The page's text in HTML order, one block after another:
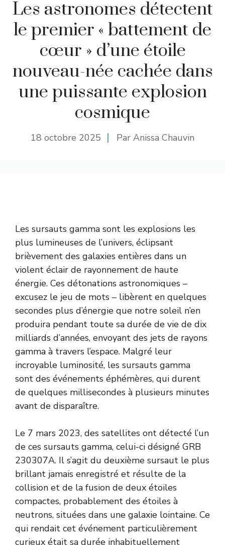
Les astronomes détectent
le premier « battement de
cœur » d’une étoile
nouveau-née cachée dans
une puissante explosion
cosmique
18 octobre 2025 Par Anissa Chauvin
Les sursauts gamma sont les explosions les
plus lumineuses de l’univers, éclipsant
brièvement des galaxies entières dans un
violent éclair de rayonnement de haute
énergie. Ces détonations astronomiques –
excusez le jeu de mots – libèrent en quelques
secondes plus d’énergie que notre soleil n’en
produira pendant toute sa durée de vie de dix
milliards d’années, envoyant des jets de rayons
gamma à travers l’espace. Malgré leur
incroyable luminosité, les sursauts gamma
sont des événements éphémères, qui durent
de quelques millisecondes à plusieurs minutes
avant de disparaître.
Le 7 mars 2023, des satellites ont détecté l’un
de ces sursauts gamma, celui-ci désigné GRB
230307A. Il s’agit du deuxième sursaut le plus
brillant jamais enregistré et résulte de la
collision et de la fusion de deux étoiles
compactes, probablement des étoiles à
neutrons, situées dans une galaxie lointaine. Ce
qui rendait cet événement particulièrement
curieux était sa durée inhabituellement